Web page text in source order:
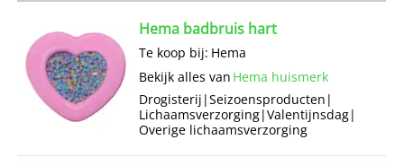
Hema badbruis hart
Te koop bij: Hema
Bekijk alles van Hema huismerk
Drogisterij |Seizoens­producten |
Lichaams­verzorging|Valentijnsdag|
Overige lichaams­verzorging